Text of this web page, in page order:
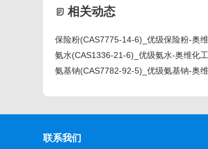
相关动态
保险粉(CAS7775-14-6)_优级保险粉-奥
氨水(CAS1336-21-6)_优级氨水-奥维化工
氨基钠(CAS7782-92-5)_优级氨基钠-奥
联系我们